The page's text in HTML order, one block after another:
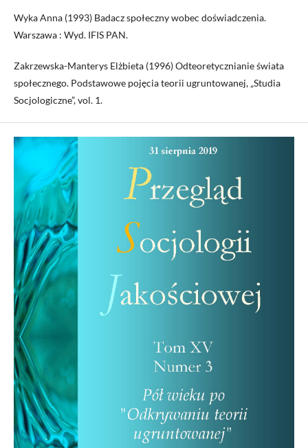
Wyka Anna (1993) Badacz społeczny wobec doświadczenia.
Warszawa : Wyd. IFIS PAN.
Zakrzewska-Manterys Elżbieta (1996) Odteoretycznianie świata
społecznego. Podstawowe pojęcia teorii ugruntowanej, „Studia
Socjologiczne”, vol. 1.